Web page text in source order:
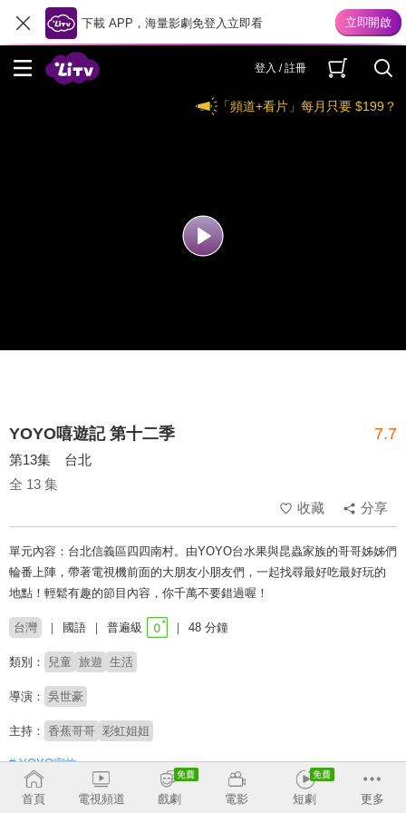
下載 APP，海量影劇免登入立即看
登入 / 註冊
「頻道+看片」每月只要 $199？
YOYO嘻遊記 第十二季 7.7
第13集 台北
全 13 集
收藏
分享
單元內容：台北信義區四四南村。由YOYO台水果與昆蟲家族的哥哥姊姊們
輪番上陣，帶著電視機前面的大朋友小朋友們，一起找尋最好吃最好玩的
地點！輕鬆有趣的節目內容，你千萬不要錯過喔！
台灣 國語 普遍級 48 分鐘
類別： 兒童 旅遊 生活
導演： 吳世豪
主持： 香蕉哥哥 彩虹姐姐
# YOYO家族
首頁 電視頻道 戲劇 電影 短劇 更多